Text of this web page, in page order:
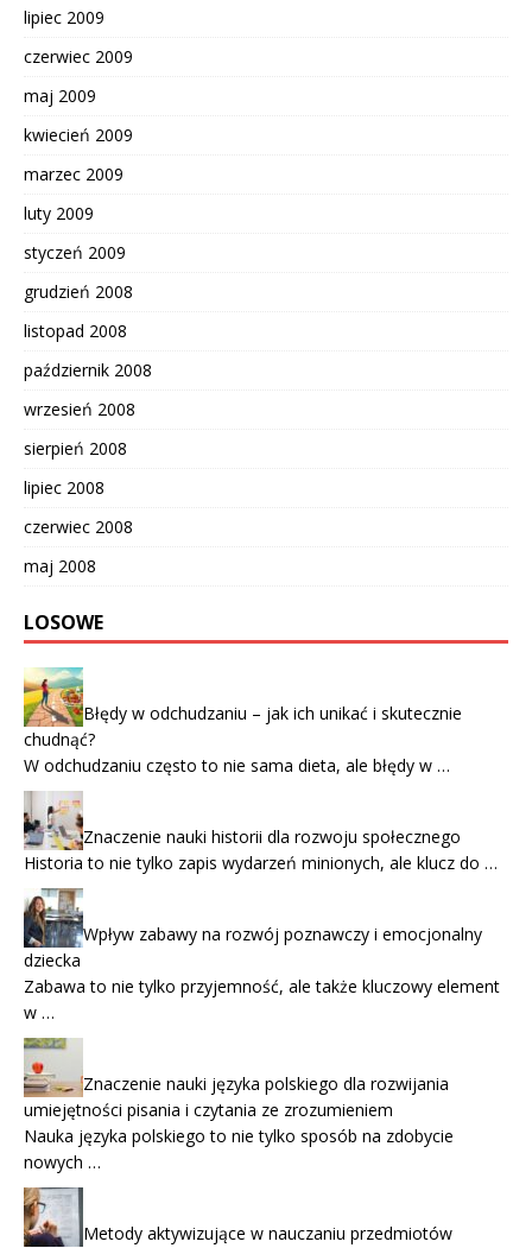
lipiec 2009
czerwiec 2009
maj 2009
kwiecień 2009
marzec 2009
luty 2009
styczeń 2009
grudzień 2008
listopad 2008
październik 2008
wrzesień 2008
sierpień 2008
lipiec 2008
czerwiec 2008
maj 2008
LOSOWE
Błędy w odchudzaniu – jak ich unikać i skutecznie
chudnąć?
W odchudzaniu często to nie sama dieta, ale błędy w …
Znaczenie nauki historii dla rozwoju społecznego
Historia to nie tylko zapis wydarzeń minionych, ale klucz do …
Wpływ zabawy na rozwój poznawczy i emocjonalny
dziecka
Zabawa to nie tylko przyjemność, ale także kluczowy element
w …
Znaczenie nauki języka polskiego dla rozwijania
umiejętności pisania i czytania ze zrozumieniem
Nauka języka polskiego to nie tylko sposób na zdobycie
nowych …
Metody aktywizujące w nauczaniu przedmiotów